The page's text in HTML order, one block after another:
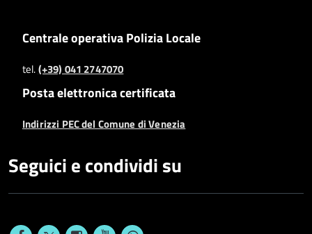
Centrale operativa Polizia Locale
tel.(+39) 041 2747070
Posta elettronica certificata
Indirizzi PEC del Comune di Venezia
Seguici e condividi su